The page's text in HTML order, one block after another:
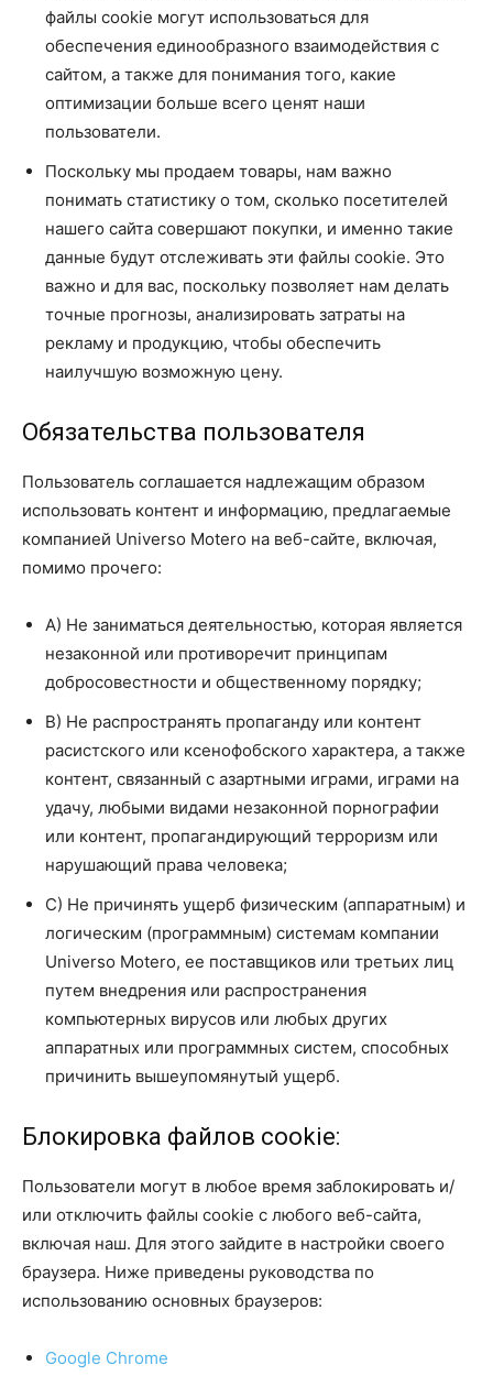
файлы cookie могут использоваться для
обеспечения единообразного взаимодействия с
сайтом, а также для понимания того, какие
оптимизации больше всего ценят наши
пользователи.
Поскольку мы продаем товары, нам важно
понимать статистику о том, сколько посетителей
нашего сайта совершают покупки, и именно такие
данные будут отслеживать эти файлы cookie. Это
важно и для вас, поскольку позволяет нам делать
точные прогнозы, анализировать затраты на
рекламу и продукцию, чтобы обеспечить
наилучшую возможную цену.
Обязательства пользователя
Пользователь соглашается надлежащим образом
использовать контент и информацию, предлагаемые
компанией Universo Motero на веб-сайте, включая,
помимо прочего:
А) Не заниматься деятельностью, которая является
незаконной или противоречит принципам
добросовестности и общественному порядку;
B) Не распространять пропаганду или контент
расистского или ксенофобского характера, а также
контент, связанный с азартными играми, играми на
удачу, любыми видами незаконной порнографии
или контент, пропагандирующий терроризм или
нарушающий права человека;
C) Не причинять ущерб физическим (аппаратным) и
логическим (программным) системам компании
Universo Motero, ее поставщиков или третьих лиц
путем внедрения или распространения
компьютерных вирусов или любых других
аппаратных или программных систем, способных
причинить вышеупомянутый ущерб.
Блокировка файлов cookie:
Пользователи могут в любое время заблокировать и/
или отключить файлы cookie с любого веб-сайта,
включая наш. Для этого зайдите в настройки своего
браузера. Ниже приведены руководства по
использованию основных браузеров:
Google Chrome